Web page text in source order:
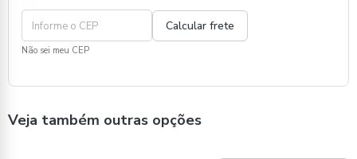
Não sei meu CEP
Veja também outras opções